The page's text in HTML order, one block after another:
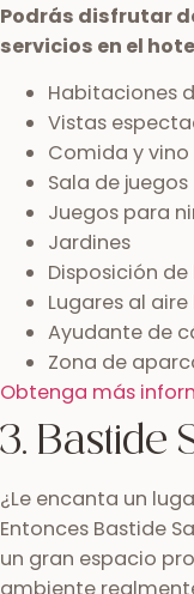
Podrás disfrutar
servicios en el
Habitaciones
Vistas
Comida y vino
Sala de juegos
Juegos para
Jardines
Disposición
Lugares al
Ayudante de
Zona de
Obtenga más
3. Bastide
¿Le encanta un
Entonces Bastide
un gran espacio
ambiente